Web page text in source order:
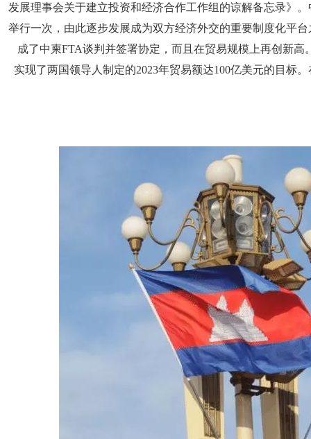
发展理事会关于建立投资和经济合作工作组的谅解备忘录》
举行一次，由此逐步发展成为双方经济外交的重要制度化平
成了中柬FTA谈判并签署协定，而且在贸易规模上再创新
实现了两国领导人制定的2023年贸易额达100亿美元的目标